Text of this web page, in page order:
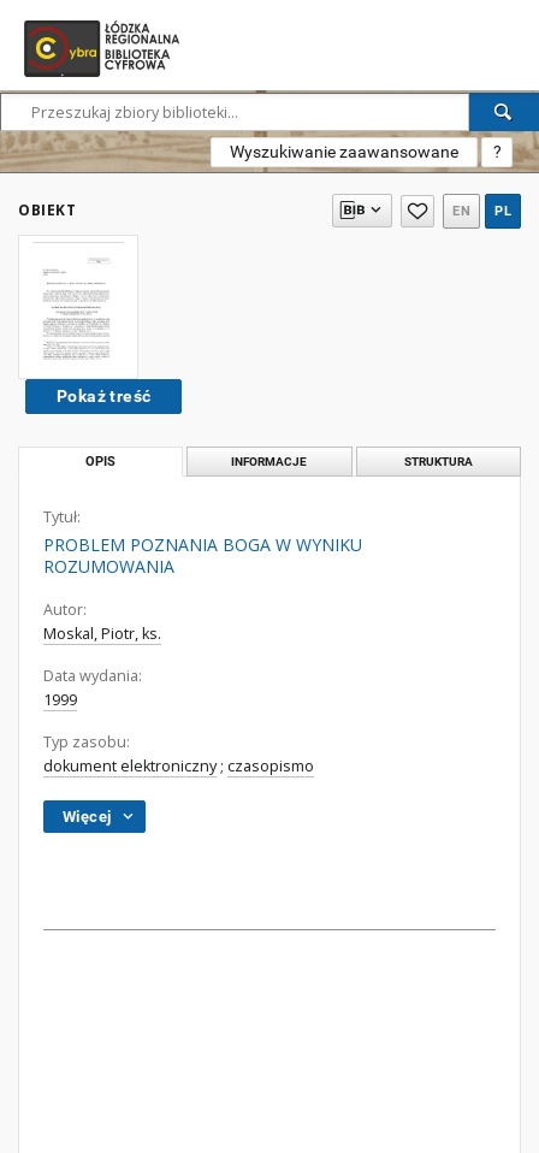
Wyszukiwanie zaawansowane ?
OBIEKT EN PL
Pokaż treść
OPIS INFORMACJE STRUKTURA
Tytuł:
PROBLEM POZNANIA BOGA W WYNIKU
ROZUMOWANIA
Autor:
Moskal, Piotr, ks.
Data wydania:
1999
Typ zasobu:
dokument elektroniczny; czasopismo
Więcej